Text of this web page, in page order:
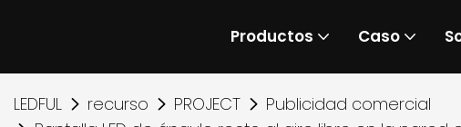
Productos Caso
LEDFUL recurso PROJECT
Publicidad comercial